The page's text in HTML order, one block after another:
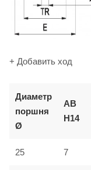
+ Добавить ход
Диаметр
поршня
Ø
AB
H14
25 7